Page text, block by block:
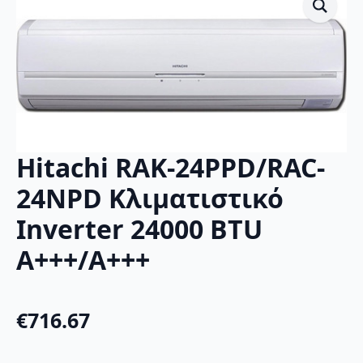
Hitachi RAK-24PPD/RAC-
24NPD Κλιματιστικό
Inverter 24000 BTU
A+++/A+++
€716.67